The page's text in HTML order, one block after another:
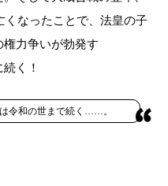
くなったことで、法皇の子
力争いが勃発す
く！
令和の世まで続く……。